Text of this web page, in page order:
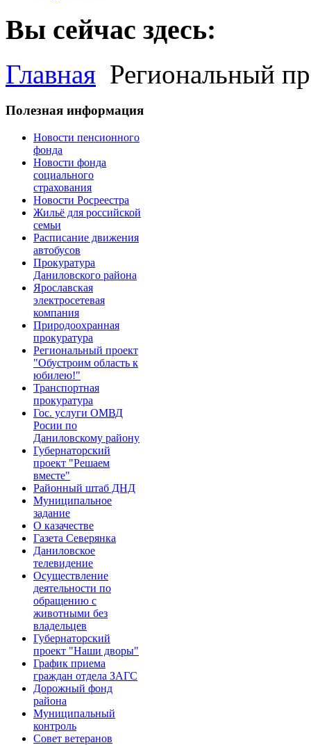
Вы сейчас здесь:
Главная Региональный
Полезная информация
Новости пенсионного
фонда
Новости фонда
социального
страхования
Новости Росреестра
Жильё для российской
семьи
Расписание движения
автобусов
Прокуратура
Даниловского района
Ярославская
электросетевая
компания
Природоохранная
прокуратура
Региональный проект
"Обустроим область к
юбилею!"
Транспортная
прокуратура
Гос. услуги ОМВД
Росии по
Даниловскому району
Губернаторский
проект "Решаем
вместе"
Районный штаб ДНД
Муниципальное
задание
О казачестве
Газета Северянка
Даниловское
телевидение
Осуществление
деятельности по
обращению с
животными без
владельцев
Губернаторский
проект "Наши дворы"
График приема
граждан отдела ЗАГС
Дорожный фонд
района
Муниципальный
контроль
Совет ветеранов